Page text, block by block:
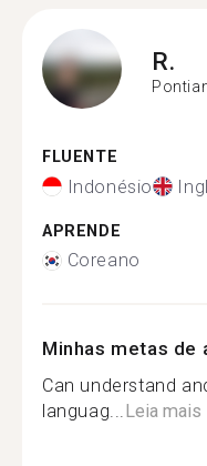
R.
FLUENTE
Indonésio
APRENDE
Coreano
Minhas metas de
Can understand
languag...Leia mais